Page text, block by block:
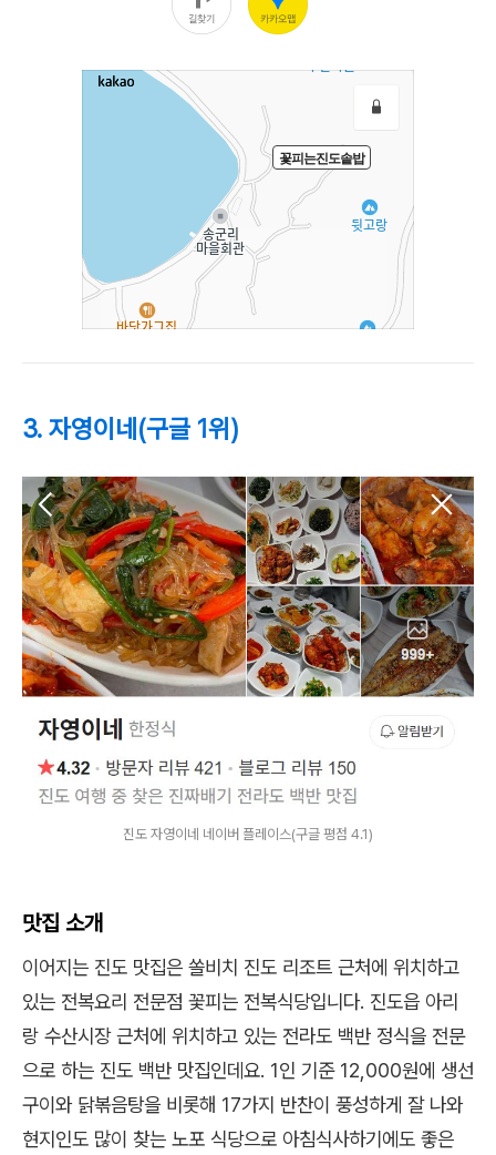
3. 자영이네(구글 1위)
진도 자영이네 네이버 플레이스(구글 평점 4.1)
맛집 소개
이어지는 진도 맛집은 쏠비치 진도 리조트 근처에 위치하고
있는 전복요리 전문점 꽃피는 전복식당입니다. 진도읍 아리
랑 수산시장 근처에 위치하고 있는 전라도 백반 정식을 전문
으로 하는 진도 백반 맛집인데요. 1인 기준 12,000원에 생선
구이와 닭볶음탕을 비롯해 17가지 반찬이 풍성하게 잘 나와
현지인도 많이 찾는 노포 식당으로 아침식사하기에도 좋은